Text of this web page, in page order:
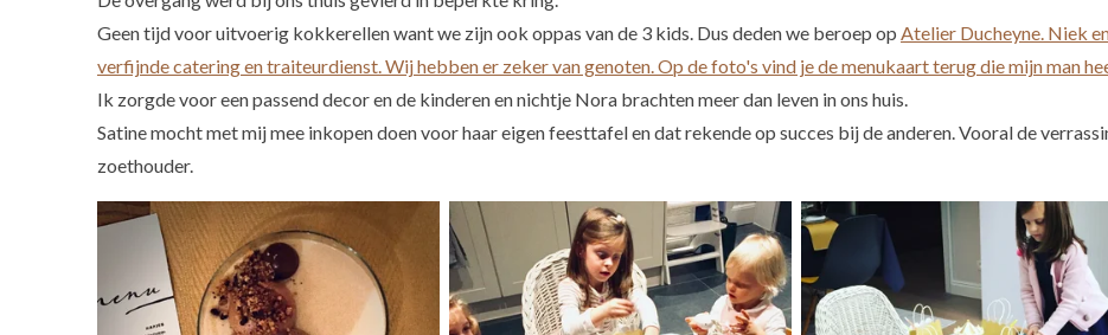
Geen tijd voor uitvoerig kokkerellen want we zijn ook oppas van de 3 kids. Dus deden we beroep op Atelier Ducheyne. Niek
verfijnde catering en traiteurdienst. Wij hebben er zeker van genoten. Op de foto's vind je de menukaart terug die mijn man
Ik zorgde voor een passend decor en de kinderen en nichtje Nora brachten meer dan leven in ons huis.
Satine mocht met mij mee inkopen doen voor haar eigen feesttafel en dat rekende op succes bij de anderen. Vooral de
zoethouder.